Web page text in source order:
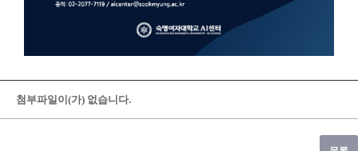
첨부파일이(가) 없습니다.